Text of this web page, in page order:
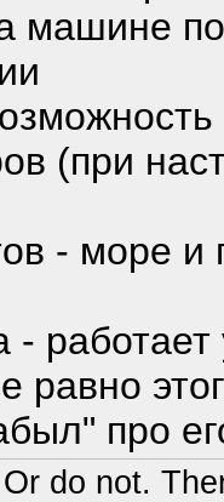
машине
(при
- море и
-
равно
про
do not.